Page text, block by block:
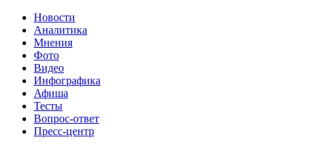
Новости
Аналитика
Мнения
Фото
Видео
Инфографика
Афиша
Тесты
Вопрос-ответ
Пресс-центр